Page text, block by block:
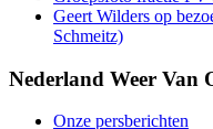
Geert Wilders op
Schmeitz)
Nederland Weer Van
Onze persberichten